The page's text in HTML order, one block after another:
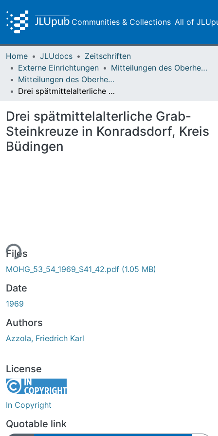
Communities & Collections All of
Home JLUdocs
Zeitschriften
Externe Einrichtungen
Mitteilungen des Oberhessischen Geschichtsvereins Gießen
Mitteilungen des Oberhessischen Geschichtsvereins Gießen Vol. 053/054 (1969)
Drei spätmittelalterliche Grab-Steinkreuze in Konradsdorf, Kreis Büdingen
Drei spätmittelalterliche Grab-
Steinkreuze in Konradsdorf, Kreis
Büdingen
Files
MOHG_53_54_1969_S41_42.pdf (1.05 MB)
Date
1969
Authors
Azzola, Friedrich Karl
License
In Copyright
Quotable link